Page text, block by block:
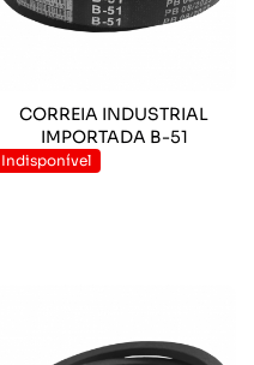
CORREIA INDUSTRIAL
IMPORTADA B-51
Indisponível